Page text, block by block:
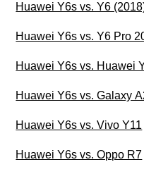
Huawei Y6s vs. Y6
Huawei Y6s vs. Y6 Pro
Huawei Y6s vs. Huawei
Huawei Y6s vs. Galaxy
Huawei Y6s vs. Vivo Y11
Huawei Y6s vs. Oppo R7